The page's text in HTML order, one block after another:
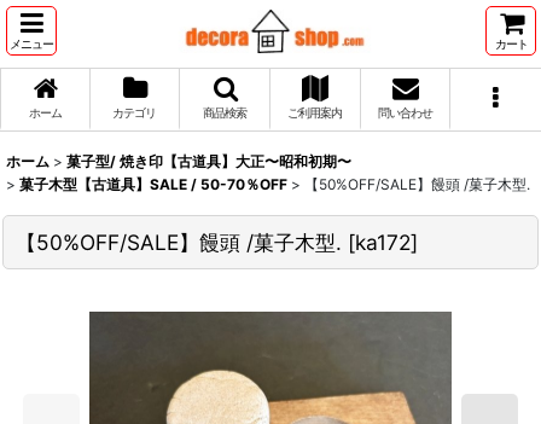
メニュー カート
ホーム カテゴリ 商品検索 ご利用案内 問い合わせ
ホーム > 菓子型/ 焼き印【古道具】大正〜昭和初期〜
> 菓子木型【古道具】SALE / 50-70％OFF > 【50%OFF/SALE】饅頭 /菓子木型.
【50%OFF/SALE】饅頭 /菓子木型. [ka172]